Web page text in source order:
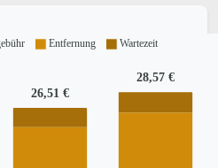
26,51 €
28,57 €
Entfernung Wartezeit